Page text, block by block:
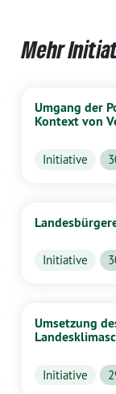
Mehr
Umgang der
Kontext von
Initiative
Initiative
Umsetzung
Initiative